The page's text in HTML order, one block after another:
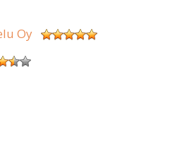
Oy